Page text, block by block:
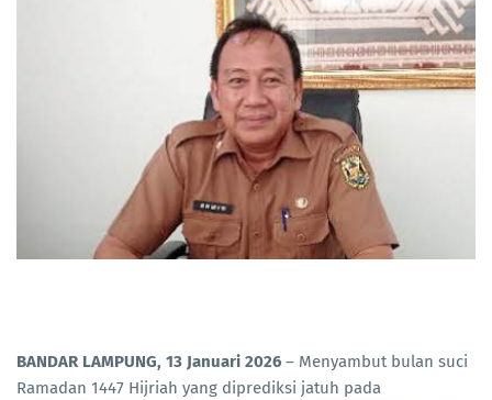
BANDAR LAMPUNG, 13 Januari 2026 – Menyambut bulan suci
Ramadan 1447 Hijriah yang diprediksi jatuh pada